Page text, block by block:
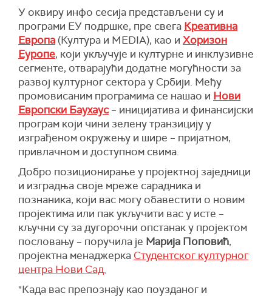
У оквиру инфо сесија представљени су и
програми ЕУ подршке, пре свега Креативна
Европа (Култура и MEDIA), као и Хоризон
Еуропе, који укључује и културне и инклузивне
сегменте, отварајући додатне могућности за
развој културног сектора у Србији. Међу
промовисаним програмима се нашао и Нови
Европски Баухаус – иницијатива и финансијски
програм који чини зелену транзицију у
изграђеном окружењу и шире – пријатном,
привлачном и доступном свима.
Добро позиционирање у пројектној заједници
и изградња своје мреже сарадника и
познаника, који вас могу обавестити о новим
пројектима или пак укључити вас у исте –
кључни су за дугорочни опстанак у пројектом
пословању – поручила је Марија Поповић,
пројектна менаджерка Студентског културног
центра Нови Сад.
"Када вас препознају као поузданог и